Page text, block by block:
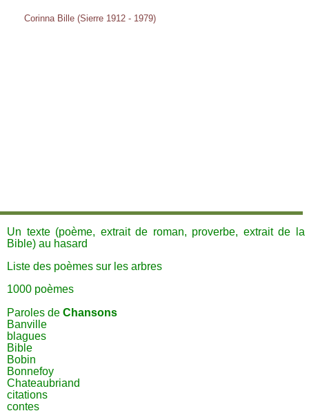
Corinna Bille (Sierre 1912 - 1979)
Un texte (poème, extrait de roman, proverbe, extrait de la
Bible) au hasard
Liste des poèmes sur les arbres
1000 poèmes
Paroles de Chansons
Banville
blagues
Bible
Bobin
Bonnefoy
Chateaubriand
citations
contes